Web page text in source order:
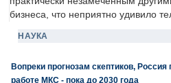
бизнеса, что неприятно удивило
НАУКА
Вопреки прогнозам скептиков,
работе МКС - пока до 2030 года